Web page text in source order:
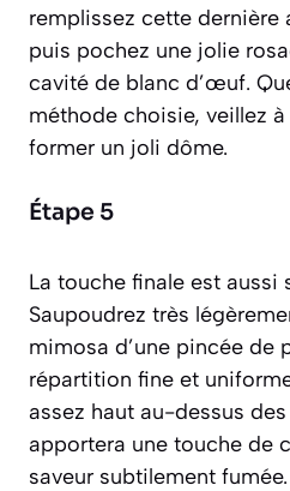
remplissez cette dernière
puis pochez une jolie
cavité de blanc d’œuf.
méthode choisie, veillez
former un joli dôme.
Étape 5
La touche finale est aussi
Saupoudrez très
mimosa d’une pincée de
répartition fine et
assez haut au-dessus
apportera une touche de
saveur subtilement